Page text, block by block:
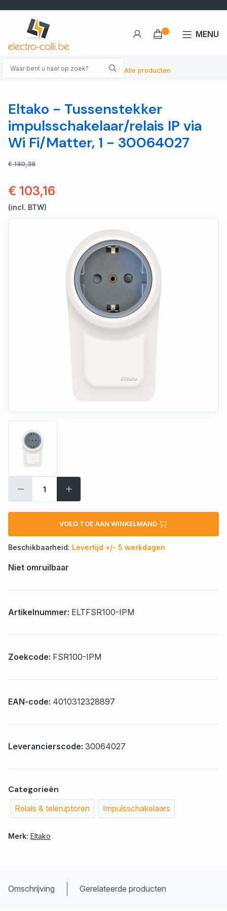
Alle producten
MENU
Eltako - Tussenstekker
impulsschakelaar/relais IP via
Wi Fi/Matter, 1 - 30064027
€ 140,36
€ 103,16
(incl. BTW)
VOEG TOE AAN WINKELMAND
Beschikbaarheid: Levertijd +/- 5 werkdagen
Niet omruilbaar
Artikelnummer: ELTFSR100-IPM
Zoekcode: FSR100-IPM
EAN-code: 4010312328897
Leverancierscode: 30064027
Categorieën
Relais & teleruptoren Impulsschakelaars
Merk: Eltako
Omschrijving Gerelateerde producten